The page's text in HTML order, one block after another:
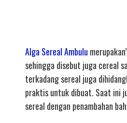
Alga Sereal Ambulu
sehingga disebut juga cereal
terkadang sereal juga
praktis untuk dibuat. Saat ini
sereal dengan penambahan